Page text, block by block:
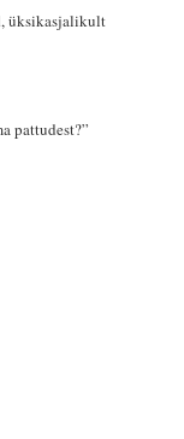
üksikasjalikult
pattudest?”